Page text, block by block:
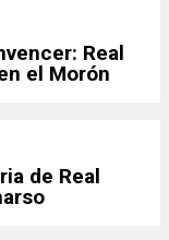
Real
el Morón
de Real